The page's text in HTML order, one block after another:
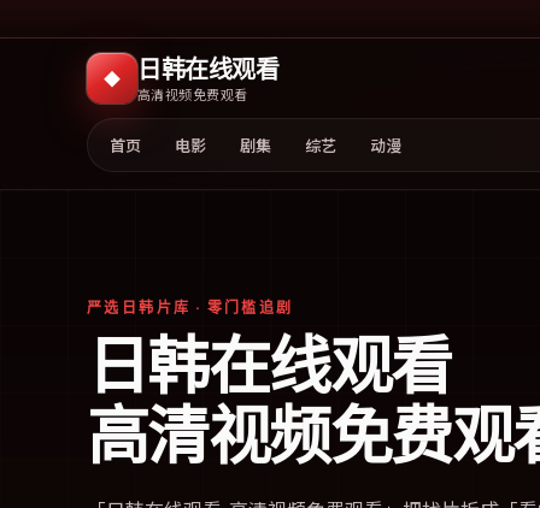
◆ 日韩在线观看
高清视频免费观看
首页 电影 剧集 综艺 动漫
严选日韩片库 · 零门槛追剧
日韩在线观看
高清视频免费观